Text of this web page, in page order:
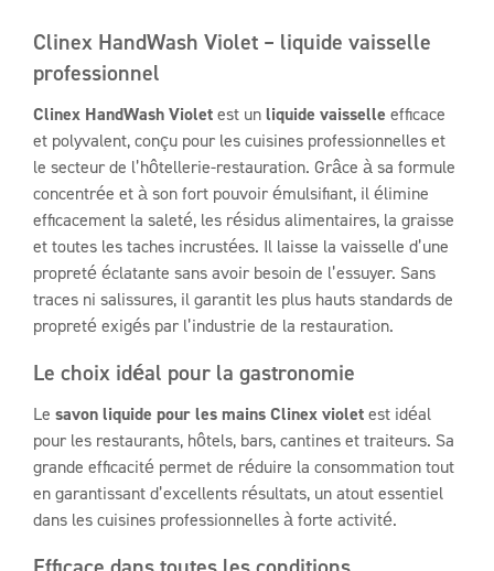
Clinex HandWash Violet – liquide vaisselle
professionnel
Clinex HandWash Violetest unliquide vaisselle efficace
et polyvalent, conçu pour les cuisines professionnelles et
le secteur de l’hôtellerie-restauration. Grâce à sa formule
concentrée et à son fort pouvoir émulsifiant, il élimine
efficacement la saleté, les résidus alimentaires, la graisse
et toutes les taches incrustées. Il laisse la vaisselle d’une
propreté éclatante sans avoir besoin de l’essuyer. Sans
traces ni salissures, il garantit les plus hauts standards de
propreté exigés par l’industrie de la restauration.
Le choix idéal pour la gastronomie
Le savon liquide pour les mains Clinex violetest idéal
pour les restaurants, hôtels, bars, cantines et traiteurs. Sa
grande efficacité permet de réduire la consommation tout
en garantissant d’excellents résultats, un atout essentiel
dans les cuisines professionnelles à forte activité.